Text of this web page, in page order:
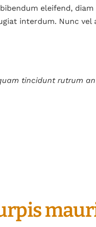
eleifend, diam
interdum. Nunc vel
tincidunt rutrum